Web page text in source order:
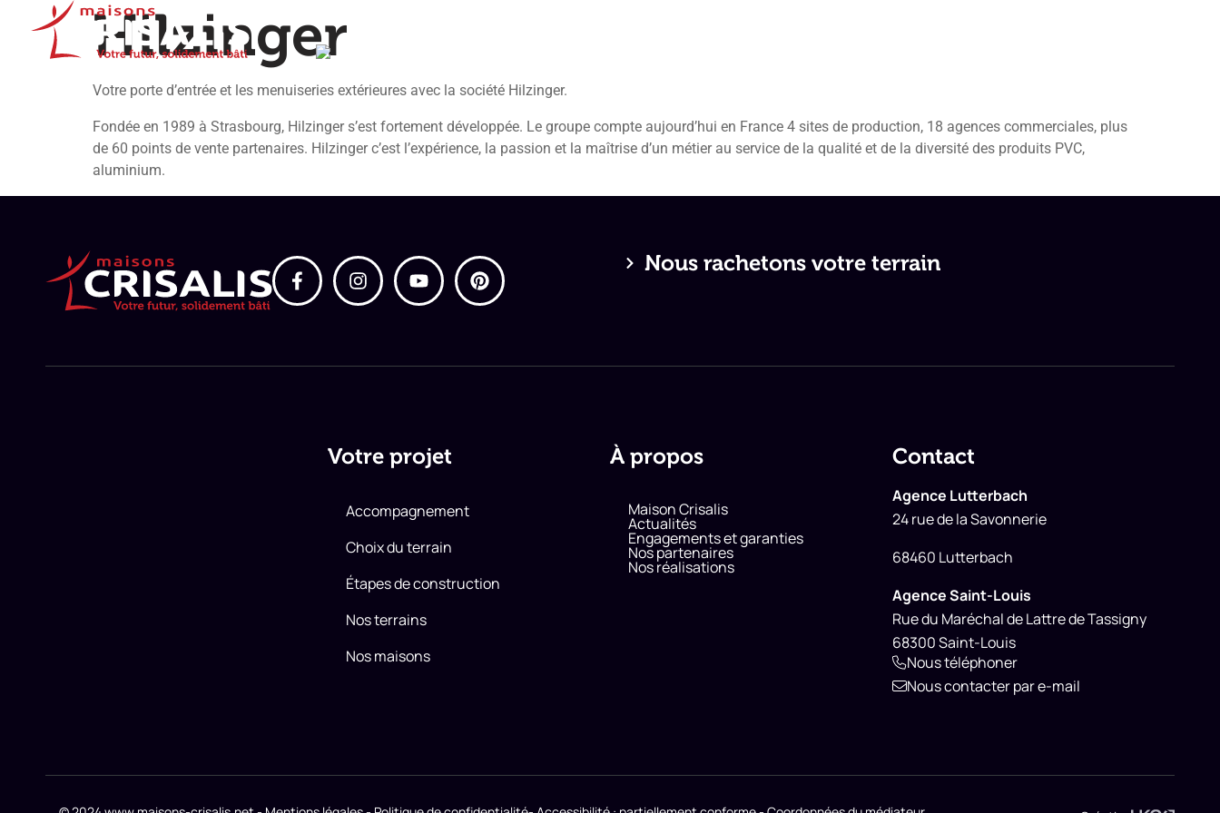
Hilzinger
Votre porte d’entrée et les menuiseries extérieures avec la société Hilzinger.
Fondée en 1989 à Strasbourg, Hilzinger s’est fortement développée. Le groupe compte aujourd’hui en France 4 sites de production, 18 agences commerciales, plus
de 60 points de vente partenaires. Hilzinger c’est l’expérience, la passion et la maîtrise d’un métier au service de la qualité et de la diversité des produits PVC,
aluminium.
Nous rachetons votre terrain
Votre projet
Accompagnement
Choix du terrain
Étapes de construction
Nos terrains
Nos maisons
À propos
Maison Crisalis
Actualités
Engagements et garanties
Nos partenaires
Nos réalisations
Contact
Agence Lutterbach
24 rue de la Savonnerie
68460 Lutterbach
Agence Saint-Louis
Rue du Maréchal de Lattre de Tassigny
68300 Saint-Louis
Nous téléphoner
Nous contacter par e-mail